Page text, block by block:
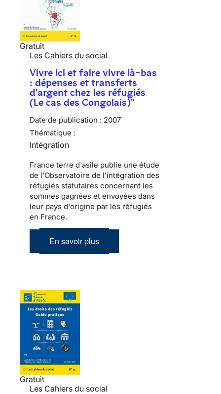
Gratuit
Les Cahiers du social
Vivre ici et faire vivre là-bas
: dépenses et transferts
d'argent chez les réfugiés
(Le cas des Congolais)"
Date de publication : 2007
Thématique :
Intégration
France terre d'asile publie une étude
de l'Observatoire de l'intégration des
réfugiés statutaires concernant les
sommes gagnées et envoyées dans
leur pays d'origine par les réfugiés
en France.
En savoir plus
Gratuit
Les Cahiers du social